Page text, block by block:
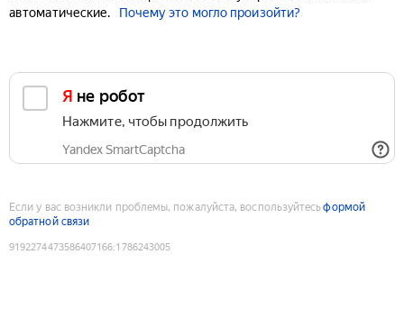
автоматические.
Почему это могло произойти?
Я не робот
Нажмите, чтобы продолжить
Yandex SmartCaptcha
Если у вас возникли проблемы, пожалуйста, воспользуйтесьформой
обратной связи
9192274473586407166:1786243005